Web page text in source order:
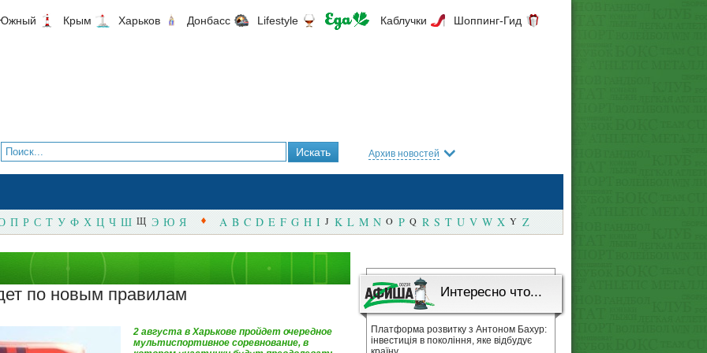
Крым Харьков Донбасс Lifestyle Каблучки Шоппинг-Гид
Архив новостей
П Р С Т У Ф Х Ц Ч Ш Щ Э Ю Я A B C D E F G H I J K L M N O P Q R S T U V W X Y Z
по новым правилам
2 августа в Харькове пройдет очередное
мультиспортивное соревнование, в
Интересно что...
Платформа розвитку з Антоном Бахур:
інвестиція в покоління, яке відбудує